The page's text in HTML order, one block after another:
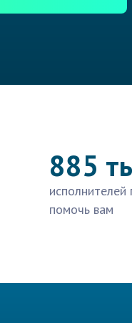
885
исполнителей
помочь вам